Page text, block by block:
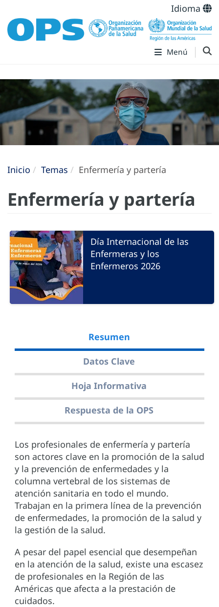
Idioma
Menú
Inicio Temas Enfermería y partería
Enfermería y partería
Día Internacional de las
Enfermeras y los
Enfermeros 2026
Resumen
Datos Clave
Hoja Informativa
Respuesta de la OPS
Los profesionales de enfermería y partería
son actores clave en la promoción de la salud
y la prevención de enfermedades y la
columna vertebral de los sistemas de
atención sanitaria en todo el mundo.
Trabajan en la primera línea de la prevención
de enfermedades, la promoción de la salud y
la gestión de la salud.
A pesar del papel esencial que desempeñan
en la atención de la salud, existe una escasez
de profesionales en la Región de las
Américas que afecta a la prestación de
cuidados.